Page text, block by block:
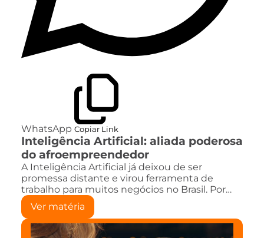
WhatsApp Copiar Link
Inteligência Artificial: aliada poderosa
do afroempreendedor
A Inteligência Artificial já deixou de ser
promessa distante e virou ferramenta de
trabalho para muitos negócios no Brasil. Por…
Ver matéria